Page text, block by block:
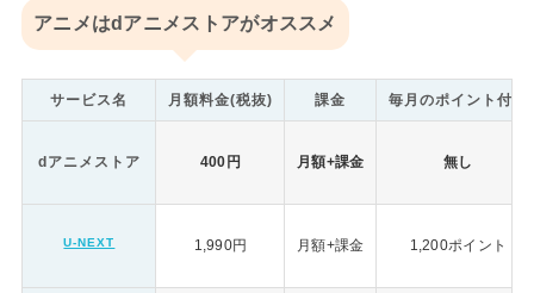
サービス名 月額料金(税抜) 課金 毎月のポイント付与
dアニメストア 400円 月額+課金 無し
U-NEXT 1,990円 月額+課金 1,200ポイント